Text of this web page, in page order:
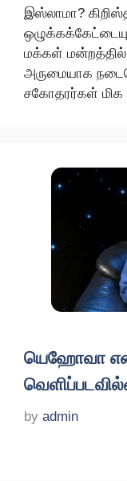
இஸ்லாமா?
மக்கள் மன்றத்தில்
அருமையாக
சகோதரர்கள்
யெஹோவா
by admin